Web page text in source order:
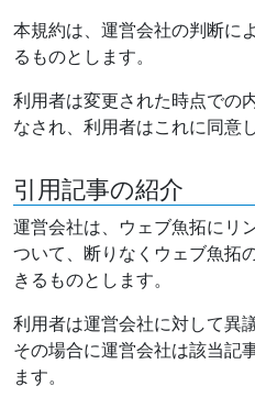
本規約は、運営会社の判断に
るものとします。
利用者は変更された時点での
なされ、利用者はこれに同意
引用記事の紹介
運営会社は、ウェブ魚拓にリ
ついて、断りなくウェブ魚拓
きるものとします。
利用者は運営会社に対して異
その場合に運営会社は該当記
ます。